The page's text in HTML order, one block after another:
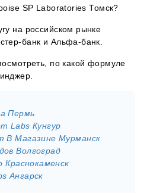
SP Laboratories Томск?
на российском рынке
банк и Альфа-банк.
по какой формуле
Пермь
Labs Кунгур
В Магазине Мурманск
Волгоград
Краснокаменск
Ангарск